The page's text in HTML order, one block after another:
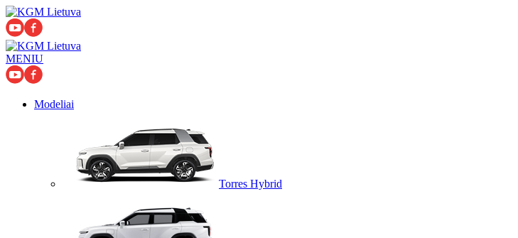
MENIU
Mоdeliai
Torres Hybrid